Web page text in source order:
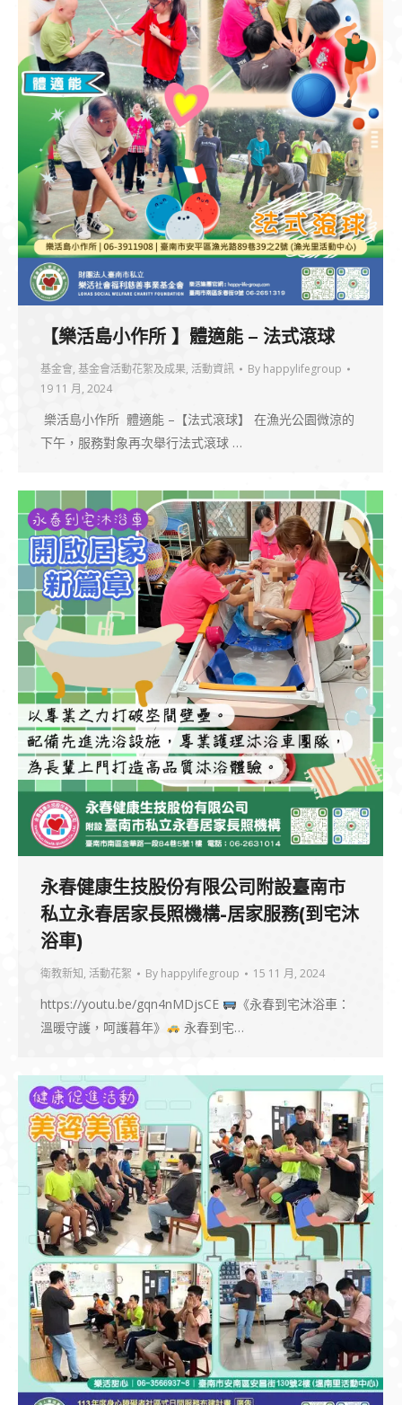
【樂活島小作所 】體適能 – 法式滾球
基金會, 基金會活動花絮及成果, 活動資訊 By happylifegroup
19 11 月, 2024
樂活島小作所 體適能 –【法式滾球】 在漁光公園微涼的
下午，服務對象再次舉行法式滾球 …
永春健康生技股份有限公司附設臺南市
私立永春居家長照機構-居家服務(到宅沐
浴車)
衛教新知, 活動花絮 By happylifegroup 15 11 月, 2024
https://youtu.be/gqn4nMDjsCE
《永春到宅沐浴車：
溫暖守護，呵護暮年》
永春到宅…